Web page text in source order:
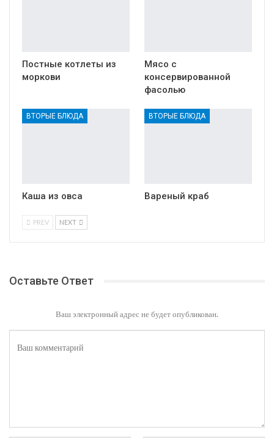
Постные котлеты из
моркови
Мясо с
консервированной
фасолью
ВТОРЫЕ БЛЮДА
Каша из овса
ВТОРЫЕ БЛЮДА
Вареный краб
PREV NEXT
Оставьте Ответ
Ваш электронный адрес не будет опубликован.